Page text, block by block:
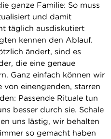
ganze Familie: So muss
und damit
täglich ausdiskutiert
kennen den Ablauf.
ändert, sind es
die eine genaue
Ganz einfach können wir
von einengenden, starren
Passende Rituale tun
besser durch sie. Schale
uns lästig, wir behalten
so gemacht haben